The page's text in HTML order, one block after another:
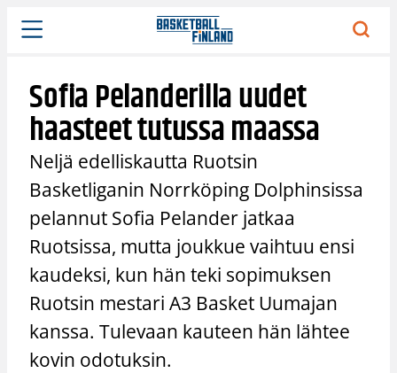
Siirry
sisältöön
Sofia Pelanderilla uudet
haasteet tutussa maassa
Neljä edelliskautta Ruotsin
Basketliganin Norrköping Dolphinsissa
pelannut Sofia Pelander jatkaa
Ruotsissa, mutta joukkue vaihtuu ensi
kaudeksi, kun hän teki sopimuksen
Ruotsin mestari A3 Basket Uumajan
kanssa. Tulevaan kauteen hän lähtee
kovin odotuksin.